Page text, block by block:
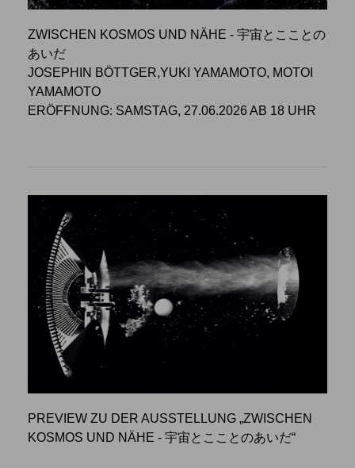
ZWISCHEN KOSMOS UND NÄHE - 宇宙とこことの
あいだ
JOSEPHIN BÖTTGER,YUKI YAMAMOTO, MOTOI
YAMAMOTO
ERÖFFNUNG: SAMSTAG, 27.06.2026 AB 18 UHR
PREVIEW ZU DER AUSSTELLUNG „ZWISCHEN
KOSMOS UND NÄHE - 宇宙とこことのあいだ“